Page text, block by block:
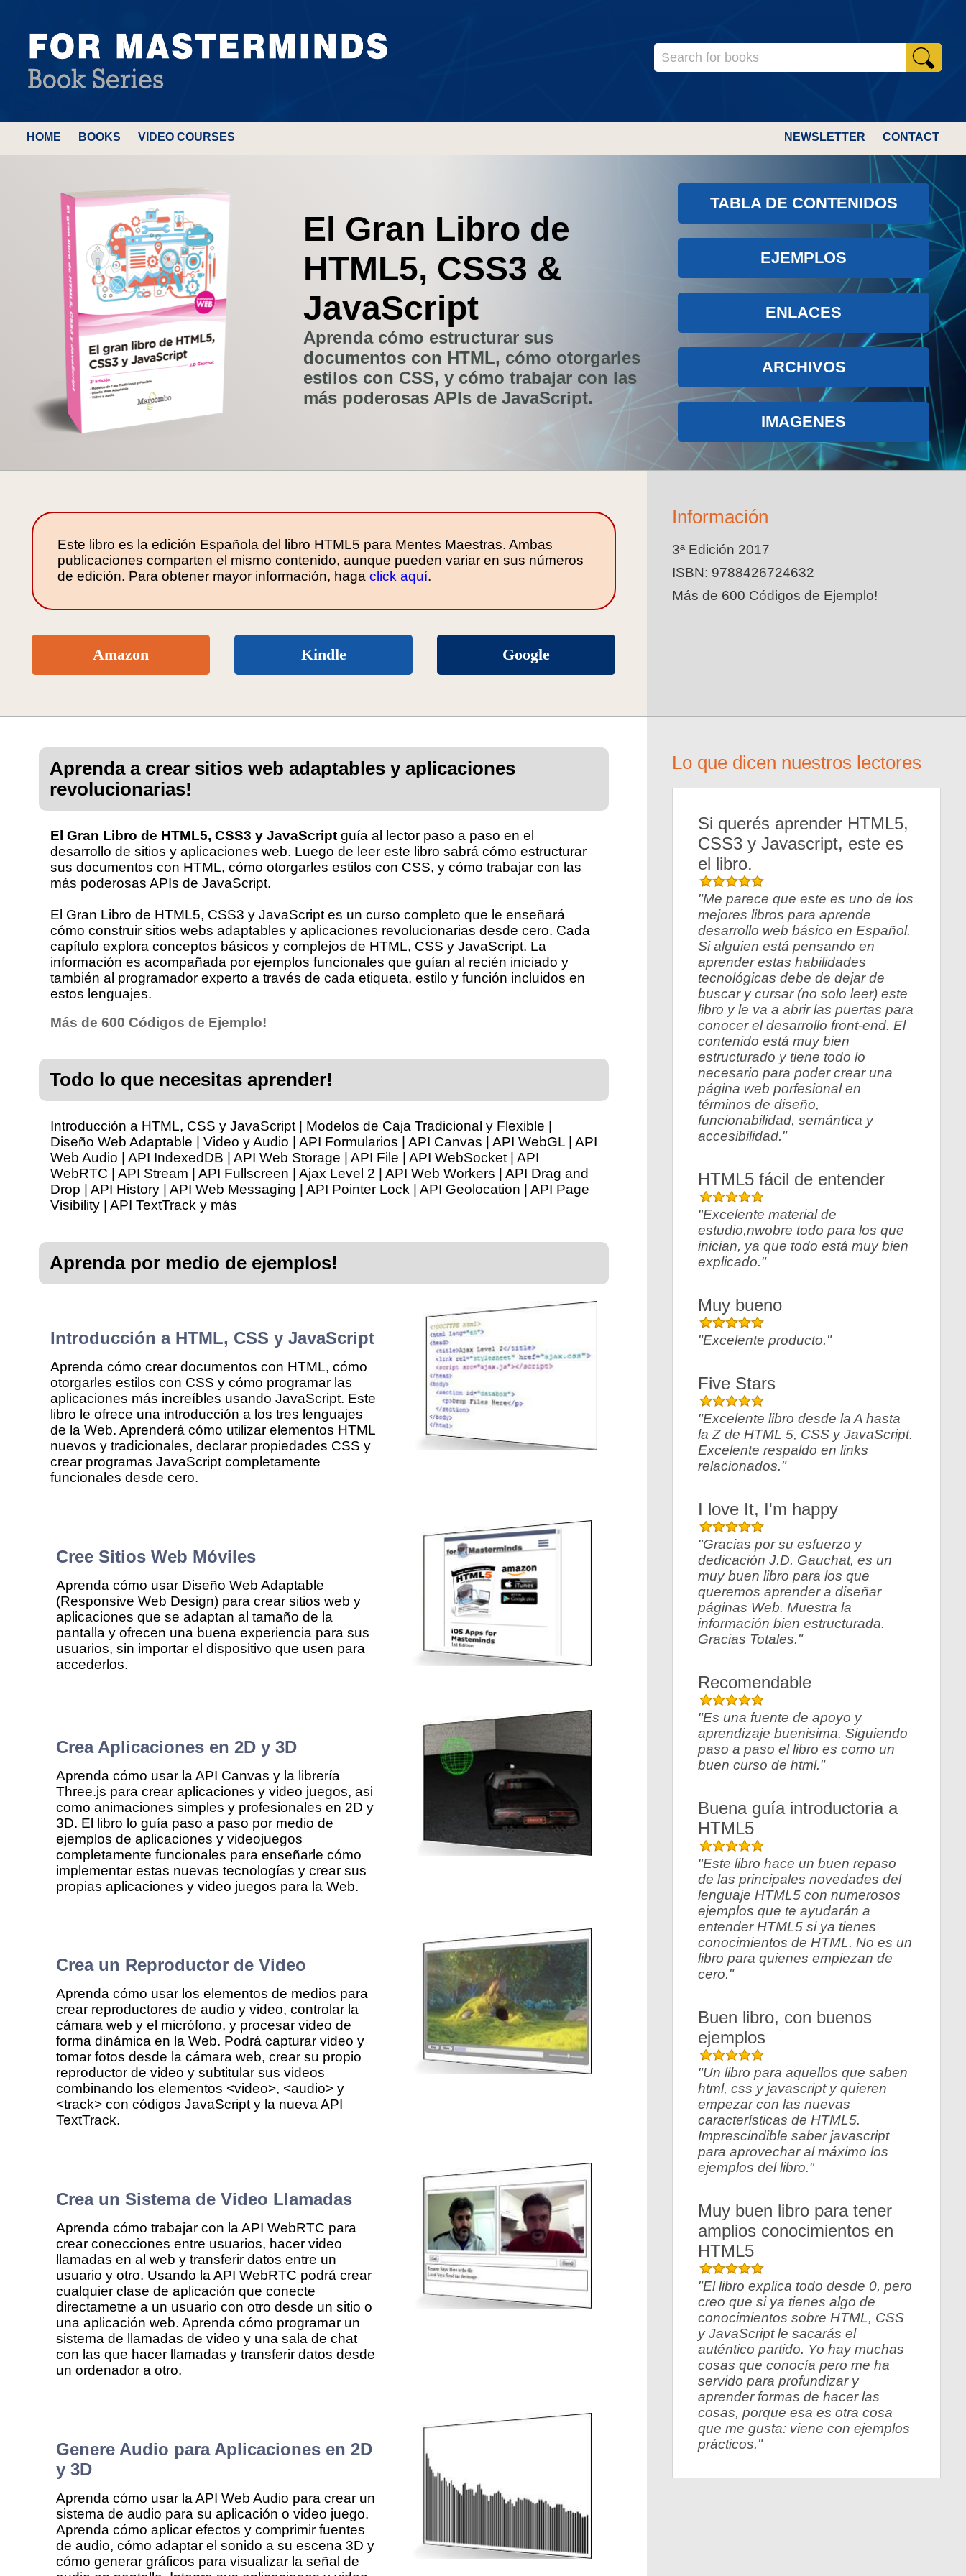
HOME BOOKS VIDEO COURSES NEWSLETTER CONTACT
El Gran Libro de
HTML5, CSS3 &
JavaScript
Aprenda cómo estructurar sus
documentos con HTML, cómo otorgarles
estilos con CSS, y cómo trabajar con las
más poderosas APIs de JavaScript.
TABLA DE CONTENIDOS
EJEMPLOS
ENLACES
ARCHIVOS
IMAGENES
Este libro es la edición Española del libro HTML5 para Mentes Maestras. Ambas
publicaciones comparten el mismo contenido, aunque pueden variar en sus números
de edición. Para obtener mayor información, haga click aquí.
Amazon Kindle Google
Información
3ª Edición 2017
ISBN: 9788426724632
Más de 600 Códigos de Ejemplo!
Aprenda a crear sitios web adaptables y aplicaciones
revolucionarias!
El Gran Libro de HTML5, CSS3 y JavaScriptguía al lector paso a paso en el
desarrollo de sitios y aplicaciones web. Luego de leer este libro sabrá cómo estructurar
sus documentos con HTML, cómo otorgarles estilos con CSS, y cómo trabajar con las
más poderosas APIs de JavaScript.
El Gran Libro de HTML5, CSS3 y JavaScript es un curso completo que le enseñará
cómo construir sitios webs adaptables y aplicaciones revolucionarias desde cero. Cada
capítulo explora conceptos básicos y complejos de HTML, CSS y JavaScript. La
información es acompañada por ejemplos funcionales que guían al recién iniciado y
también al programador experto a través de cada etiqueta, estilo y función incluidos en
estos lenguajes.
Más de 600 Códigos de Ejemplo!
Todo lo que necesitas aprender!
Introducción a HTML, CSS y JavaScript | Modelos de Caja Tradicional y Flexible |
Diseño Web Adaptable | Video y Audio | API Formularios | API Canvas | API WebGL | API
Web Audio | API IndexedDB | API Web Storage | API File | API WebSocket | API
WebRTC | API Stream | API Fullscreen | Ajax Level 2 | API Web Workers | API Drag and
Drop | API History | API Web Messaging | API Pointer Lock | API Geolocation | API Page
Visibility | API TextTrack y más
Aprenda por medio de ejemplos!
Introducción a HTML, CSS y JavaScript
Aprenda cómo crear documentos con HTML, cómo
otorgarles estilos con CSS y cómo programar las
aplicaciones más increíbles usando JavaScript. Este
libro le ofrece una introducción a los tres lenguajes
de la Web. Aprenderá cómo utilizar elementos HTML
nuevos y tradicionales, declarar propiedades CSS y
crear programas JavaScript completamente
funcionales desde cero.
Cree Sitios Web Móviles
Aprenda cómo usar Diseño Web Adaptable
(Responsive Web Design) para crear sitios web y
aplicaciones que se adaptan al tamaño de la
pantalla y ofrecen una buena experiencia para sus
usuarios, sin importar el dispositivo que usen para
accederlos.
Crea Aplicaciones en 2D y 3D
Aprenda cómo usar la API Canvas y la librería
Three.js para crear aplicaciones y video juegos, asi
como animaciones simples y profesionales en 2D y
3D. El libro lo guía paso a paso por medio de
ejemplos de aplicaciones y videojuegos
completamente funcionales para enseñarle cómo
implementar estas nuevas tecnologías y crear sus
propias aplicaciones y video juegos para la Web.
Crea un Reproductor de Video
Aprenda cómo usar los elementos de medios para
crear reproductores de audio y video, controlar la
cámara web y el micrófono, y procesar video de
forma dinámica en la Web. Podrá capturar video y
tomar fotos desde la cámara web, crear su propio
reproductor de video y subtitular sus videos
combinando los elementos <video>, <audio> y
<track> con códigos JavaScript y la nueva API
TextTrack.
Crea un Sistema de Video Llamadas
Aprenda cómo trabajar con la API WebRTC para
crear conecciones entre usuarios, hacer video
llamadas en al web y transferir datos entre un
usuario y otro. Usando la API WebRTC podrá crear
cualquier clase de aplicación que conecte
directametne a un usuario con otro desde un sitio o
una aplicación web. Aprenda cómo programar un
sistema de llamadas de video y una sala de chat
con las que hacer llamadas y transferir datos desde
un ordenador a otro.
Genere Audio para Aplicaciones en 2D
y 3D
Aprenda cómo usar la API Web Audio para crear un
sistema de audio para su aplicación o video juego.
Aprenda cómo aplicar efectos y comprimir fuentes
de audio, cómo adaptar el sonido a su escena 3D y
cómo generar gráficos para visualizar la señal de
Lo que dicen nuestros lectores
Si querés aprender HTML5,
CSS3 y Javascript, este es
el libro.
"Me parece que este es uno de los
mejores libros para aprende
desarrollo web básico en Español.
Si alguien está pensando en
aprender estas habilidades
tecnológicas debe de dejar de
buscar y cursar (no solo leer) este
libro y le va a abrir las puertas para
conocer el desarrollo front-end. El
contenido está muy bien
estructurado y tiene todo lo
necesario para poder crear una
página web porfesional en
términos de diseño,
funcionabilidad, semántica y
accesibilidad."
HTML5 fácil de entender
"Excelente material de
estudio,nwobre todo para los que
inician, ya que todo está muy bien
explicado."
Muy bueno
"Excelente producto."
Five Stars
"Excelente libro desde la A hasta
la Z de HTML 5, CSS y JavaScript.
Excelente respaldo en links
relacionados."
I love It, I'm happy
"Gracias por su esfuerzo y
dedicación J.D. Gauchat, es un
muy buen libro para los que
queremos aprender a diseñar
páginas Web. Muestra la
información bien estructurada.
Gracias Totales."
Recomendable
"Es una fuente de apoyo y
aprendizaje buenisima. Siguiendo
paso a paso el libro es como un
buen curso de html."
Buena guía introductoria a
HTML5
"Este libro hace un buen repaso
de las principales novedades del
lenguaje HTML5 con numerosos
ejemplos que te ayudarán a
entender HTML5 si ya tienes
conocimientos de HTML. No es un
libro para quienes empiezan de
cero."
Buen libro, con buenos
ejemplos
"Un libro para aquellos que saben
html, css y javascript y quieren
empezar con las nuevas
características de HTML5.
Imprescindible saber javascript
para aprovechar al máximo los
ejemplos del libro."
Muy buen libro para tener
amplios conocimientos en
HTML5
"El libro explica todo desde 0, pero
creo que si ya tienes algo de
conocimientos sobre HTML, CSS
y JavaScript le sacarás el
auténtico partido. Yo hay muchas
cosas que conocía pero me ha
servido para profundizar y
aprender formas de hacer las
cosas, porque esa es otra cosa
que me gusta: viene con ejemplos
prácticos."